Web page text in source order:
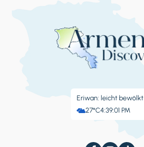
Eriwan: leicht bewölkt
27°C4:39:02 PM